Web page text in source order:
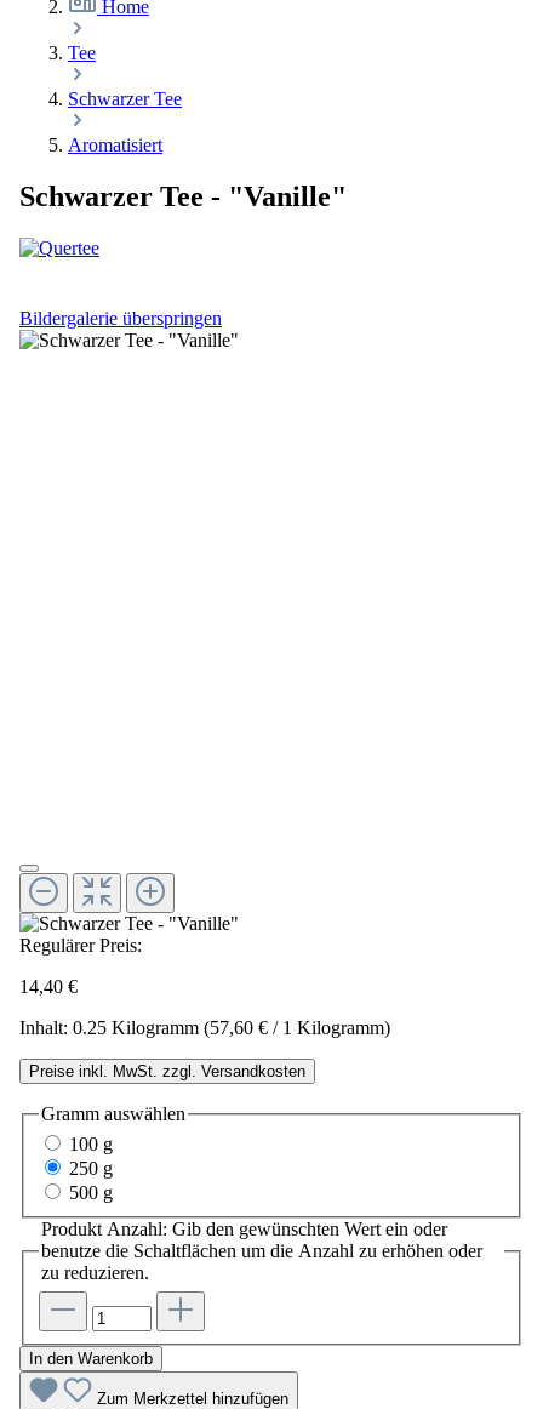
Home
Tee
Schwarzer Tee
Aromatisiert
Schwarzer Tee - "Vanille"
Bildergalerie überspringen
Regulärer Preis:
14,40 €
Inhalt: 0.25 Kilogramm (57,60 € / 1 Kilogramm)
Preise inkl. MwSt. zzgl. Versandkosten
Gramm auswählen
100 g
250 g
500 g
Produkt Anzahl: Gib den gewünschten Wert ein oder
benutze die Schaltflächen um die Anzahl zu erhöhen oder
zu reduzieren.
In den Warenkorb
Zum Merkzettel hinzufügen